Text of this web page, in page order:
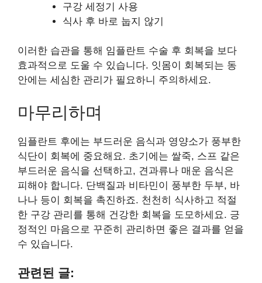
구강 세정기 사용
식사 후 바로 눕지 않기
이러한 습관을 통해 임플란트 수술 후 회복을 보다
효과적으로 도울 수 있습니다. 잇몸이 회복되는 동
안에는 세심한 관리가 필요하니 주의하세요.
마무리하며
임플란트 후에는 부드러운 음식과 영양소가 풍부한
식단이 회복에 중요해요. 초기에는 쌀죽, 스프 같은
부드러운 음식을 선택하고, 견과류나 매운 음식은
피해야 합니다. 단백질과 비타민이 풍부한 두부, 바
나나 등이 회복을 촉진하죠. 천천히 식사하고 적절
한 구강 관리를 통해 건강한 회복을 도모하세요. 긍
정적인 마음으로 꾸준히 관리하면 좋은 결과를 얻을
수 있습니다.
관련된 글: